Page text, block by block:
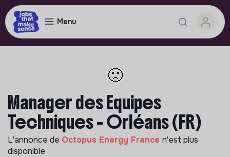
Menu
🙁
Manager des Equipes
Techniques - Orléans (FR)
L'annonce de Octopus Energy France n'est plus
disponible